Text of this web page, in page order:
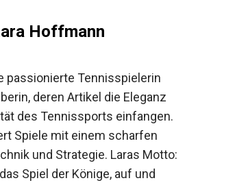
Hoffmann
passionierte Tennisspielerin
deren Artikel die Eleganz
des Tennissports einfangen.
Spiele mit einem scharfen
und Strategie. Laras
ist das Spiel der Könige, auf